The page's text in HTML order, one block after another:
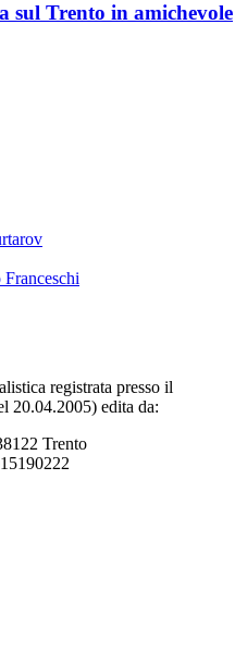
sul Trento in amichevole
Franceschi
registrata presso il
20.04.2005) edita da:
Trento